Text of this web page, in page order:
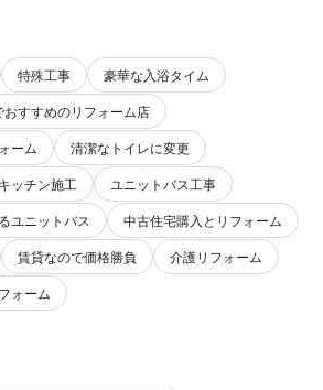
特殊工事
豪華な入浴タイム
おすすめのリフォーム店
ーム
清潔なトイレに変更
ッチン施工
ユニットバス工事
ユニットバス
中古住宅購入とリフォーム
賃貸なので価格勝負
介護リフォーム
ォーム